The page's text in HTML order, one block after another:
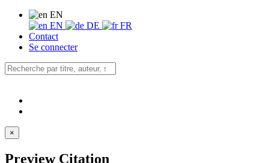
EN
EN
DE
FR
Contact
Se connecter
×
Preview Citation